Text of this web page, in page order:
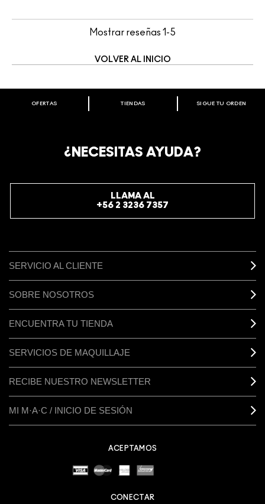
Mostrar reseñas 1-5
VOLVER AL INICIO
BIENVENIDO A M·A·C COSMETICS
REGÍSTRATE AHORA PARA RECIBIR INFORMACIÓN
OFERTAS TIENDAS SIGUE TU ORDEN
¿NECESITAS AYUDA?
LLAMA AL
+56 2 3236 7357
SERVICIO AL CLIENTE
SOBRE NOSOTROS
ENCUENTRA TU TIENDA
SERVICIOS DE MAQUILLAJE
RECIBE NUESTRO NEWSLETTER
MI M·A·C / INICIO DE SESIÓN
ACEPTAMOS
CONECTAR